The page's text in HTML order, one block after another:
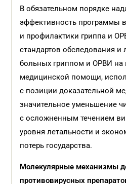
В обязательном порядке
эффективность программы
и профилактики гриппа и
стандартов обследования и
больных гриппом и ОРВИ на
медицинской помощи,
с позиции доказательной
значительное уменьшение
с осложненным течением
уровня летальности и
потерь государства.
Молекулярные механизмы
противовирусных